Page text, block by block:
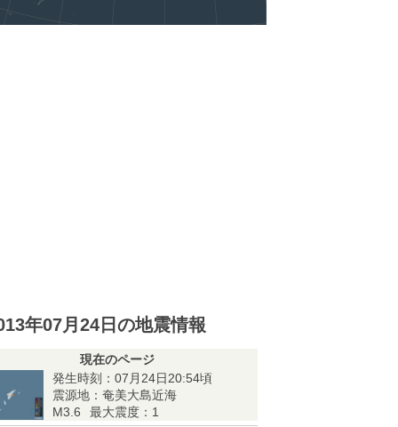
年07月24日の地震情報
現在のページ
発生時刻：07月24日20:54頃
震源地：奄美大島近海
M3.6
最大震度：1